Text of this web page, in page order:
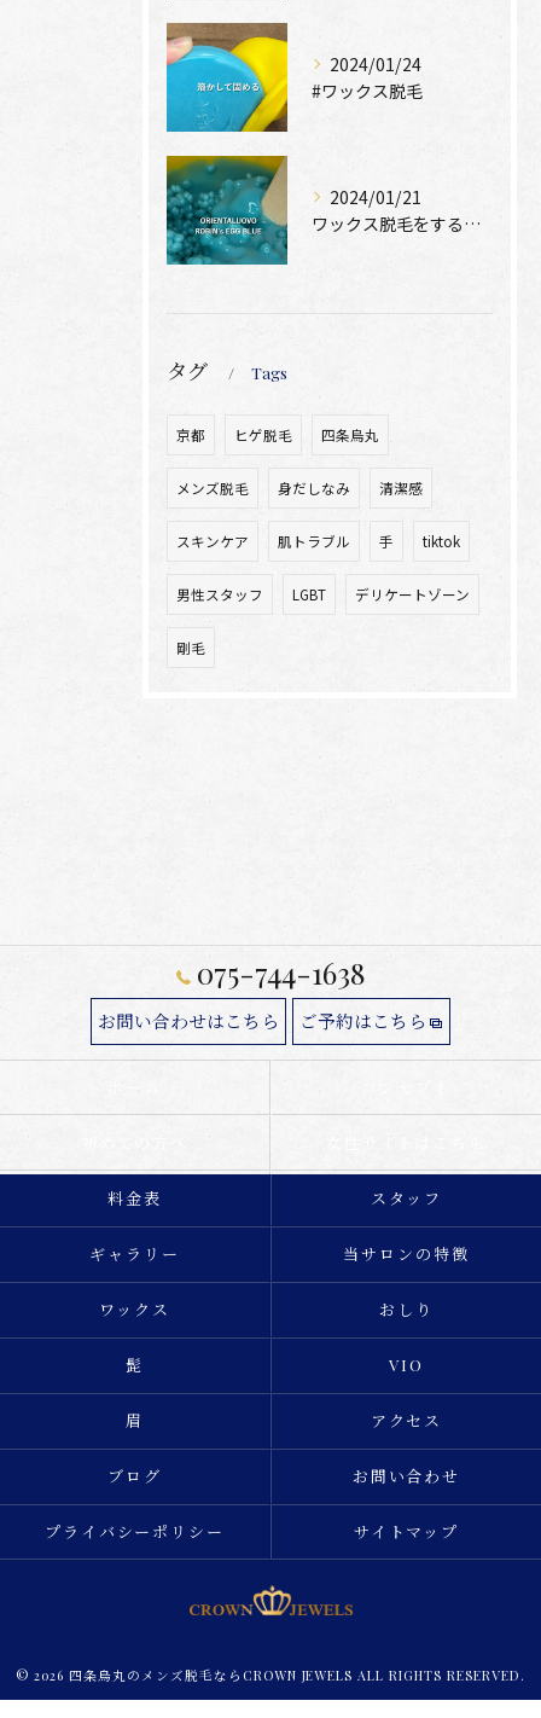
2024/01/24
#ワックス脱毛
2024/01/21
ワックス脱毛をするために絶位必要なのは、
タグ Tags
京都 ヒゲ脱毛 四条烏丸
メンズ脱毛 身だしなみ 清潔感
スキンケア 肌トラブル 手 tiktok
男性スタッフ LGBT デリケートゾーン
剛毛
075-744-1638
お問い合わせはこちら ご予約はこちら
女性サイトはこちら
料金表 スタッフ
ギャラリー 当サロンの特徴
ワックス おしり
髭 VIO
眉 アクセス
ブログ お問い合わせ
プライバシーポリシー サイトマップ
© 2026 四条烏丸のメンズ脱毛ならCROWN JEWELS ALL RIGHTS RESERVED.